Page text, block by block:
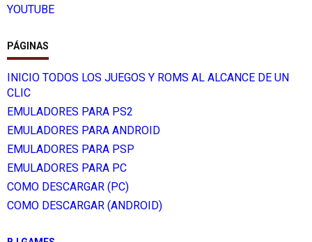
YOUTUBE
PÁGINAS
INICIO TODOS LOS JUEGOS Y ROMS AL ALCANCE DE UN
CLIC
EMULADORES PARA PS2
EMULADORES PARA ANDROID
EMULADORES PARA PSP
EMULADORES PARA PC
COMO DESCARGAR (PC)
COMO DESCARGAR (ANDROID)